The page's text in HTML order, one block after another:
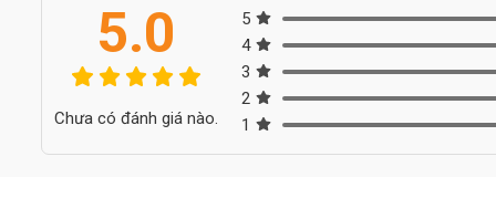
5.0
Chưa có đánh giá nào.
5
4
3
2
1